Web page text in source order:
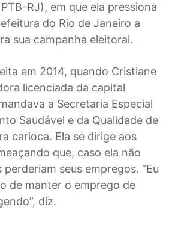
RJ), em que ela pressiona
do Rio de Janeiro a
sua campanha eleitoral.
em 2014, quando Cristiane
licenciada da capital
a Secretaria Especial
Saudável e da Qualidade de
carioca. Ela se dirige aos
que, caso ela não
seus empregos. “Eu
de manter o emprego de
diz.